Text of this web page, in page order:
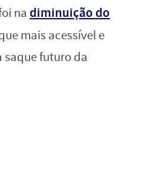
na diminuição do
mais acessível e
saque futuro da